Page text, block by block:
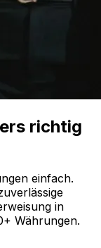
richtig
einfach.
in
Währungen.